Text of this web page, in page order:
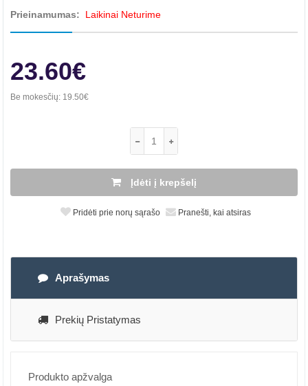
Prieinamumas:
Laikinai Neturime
23.60€
Be mokesčių: 19.50€
Įdėti į krepšelį
Pridėti prie norų sąrašo Pranešti, kai atsiras
Aprašymas
Prekių Pristatymas
Produkto apžvalga